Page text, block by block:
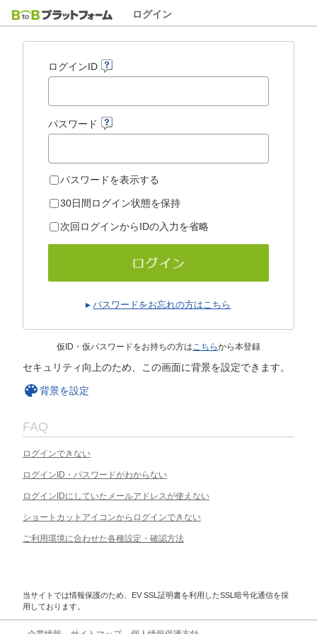
ログイン
ログインID
パスワード
パスワードを表示する
30日間ログイン状態を保持
次回ログインからIDの入力を省略
パスワードをお忘れの方はこちら
仮ID・仮パスワードをお持ちの方はこちらから本登録
セキュリティ向上のため、この画面に背景を設定できます。
背景を設定
FAQ
ログインできない
ログインID・パスワードがわからない
ログインIDにしていたメールアドレスが使えない
ショートカットアイコンからログインできない
ご利用環境に合わせた各種設定・確認方法
当サイトでは情報保護のため、EV SSL証明書を利用したSSL暗号化通信を採
用しております。